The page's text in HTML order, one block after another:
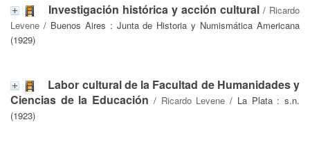
Investigación histórica y acción cultural / Ricardo
Levene / Buenos Aires : Junta de Historia y Numismática Americana
(1929)
Labor cultural de la Facultad de Humanidades y
Ciencias de la Educación / Ricardo Levene / La Plata : s.n.
(1923)